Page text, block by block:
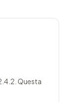
Questa